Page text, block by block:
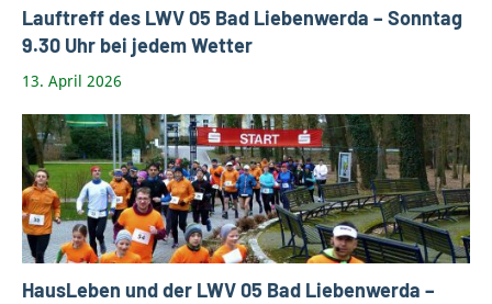
Lauftreff des LWV 05 Bad Liebenwerda – Sonntag
9.30 Uhr bei jedem Wetter
13. April 2026
HausLeben und der LWV 05 Bad Liebenwerda –